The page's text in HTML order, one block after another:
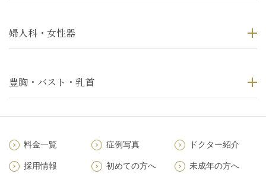
婦人科・女性器
豊胸・バスト・乳首
料金一覧 症例写真 ドクター紹介
採用情報 初めての方へ 未成年の方へ